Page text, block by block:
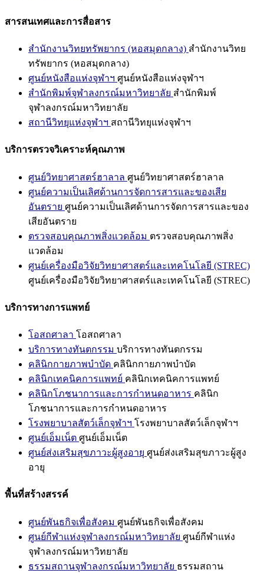
สารสนเทศและการสื่อสาร
สำนักงานวิทยทรัพยากร (หอสมุดกลาง) สำนักงานวิทย
ทรัพยากร (หอสมุดกลาง)
ศูนย์หนังสือแห่งจุฬาฯ ศูนย์หนังสือแห่งจุฬาฯ
สำนักพิมพ์จุฬาลงกรณ์มหาวิทยาลัย สำนักพิมพ์
จุฬาลงกรณ์มหาวิทยาลัย
สถานีวิทยุแห่งจุฬาฯ สถานีวิทยุแห่งจุฬาฯ
บริการตรวจวิเคราะห์คุณภาพ
ศูนย์วิทยาศาสตร์ฮาลาล ศูนย์วิทยาศาสตร์ฮาลาล
ศูนย์ความเป็นเลิศด้านการจัดการสารและของเสีย
อันตราย ศูนย์ความเป็นเลิศด้านการจัดการสารและของ
เสียอันตราย
ตรวจสอบคุณภาพสิ่งแวดล้อม ตรวจสอบคุณภาพสิ่ง
แวดล้อม
ศูนย์เครื่องมือวิจัยวิทยาศาสตร์และเทคโนโลยี (STREC)
ศูนย์เครื่องมือวิจัยวิทยาศาสตร์และเทคโนโลยี (STREC)
บริการทางการแพทย์
โอสถศาลา โอสถศาลา
บริการทางทันตกรรม บริการทางทันตกรรม
คลินิกกายภาพบำบัด คลินิกกายภาพบำบัด
คลินิกเทคนิคการแพทย์ คลินิกเทคนิคการแพทย์
คลินิกโภชนาการและการกำหนดอาหาร คลินิก
โภชนาการและการกำหนดอาหาร
โรงพยาบาลสัตว์เล็กจุฬาฯ โรงพยาบาลสัตว์เล็กจุฬาฯ
ศูนย์เอ็มเน็ต ศูนย์เอ็มเน็ต
ศูนย์ส่งเสริมสุขภาวะผู้สูงอายุ ศูนย์ส่งเสริมสุขภาวะผู้สูง
อายุ
พื้นที่สร้างสรรค์
ศูนย์พันธกิจเพื่อสังคม ศูนย์พันธกิจเพื่อสังคม
ศูนย์กีฬาแห่งจุฬาลงกรณ์มหาวิทยาลัย ศูนย์กีฬาแห่ง
จุฬาลงกรณ์มหาวิทยาลัย
ธรรมสถานจุฬาลงกรณ์มหาวิทยาลัย ธรรมสถาน